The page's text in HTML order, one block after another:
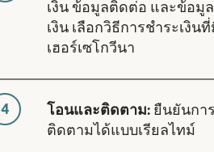
เงิน ข้อมูลติดต่อ และข้อมู
เงิน เลือกวิธีการชำระเงิน
เฮอร์เซโกวีนา
4 โอนและติดตาม: ยืนยันกา
ติดตามได้แบบเรียลไทม์